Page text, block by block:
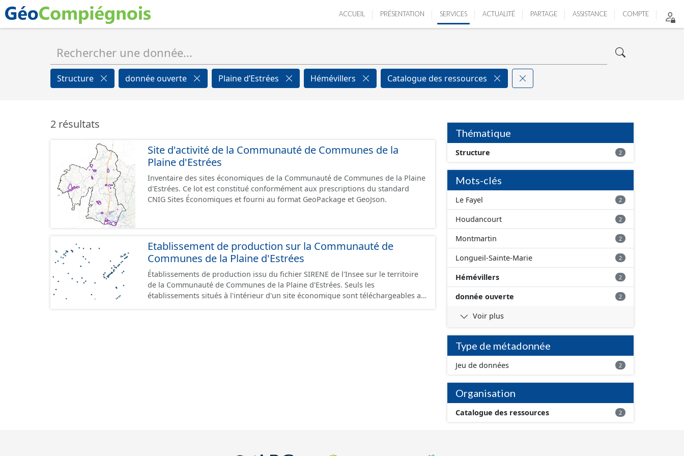
ACCUEIL PRÉSENTATION SERVICES ACTUALITÉ PARTAGE ASSISTANCE COMPTE
Structure donnée ouverte Plaine d’Estrées Hémévillers Catalogue des ressources
2 résultats
Site d'activité de la Communauté de Communes de la
Plaine d'Estrées
Inventaire des sites économiques de la Communauté de Communes de la Plaine
d'Estrées. Ce lot est constitué conformément aux prescriptions du standard
CNIG Sites Économiques et fourni au format GeoPackage et GeoJson.
Etablissement de production sur la Communauté de
Communes de la Plaine d'Estrées
Établissements de production issu du fichier SIRENE de l'Insee sur le territoire
de la Communauté de Communes de la Plaine d'Estrées. Seuls les
établissements situés à l'intérieur d'un site économique sont téléchargeables au
Thématique
Structure 2
Mots-clés
Le Fayel 2
Houdancourt 2
Montmartin 2
Longueil-Sainte-Marie 2
Hémévillers 2
donnée ouverte 2
Voir plus
Type de métadonnée
Jeu de données 2
Organisation
Catalogue des ressources 2